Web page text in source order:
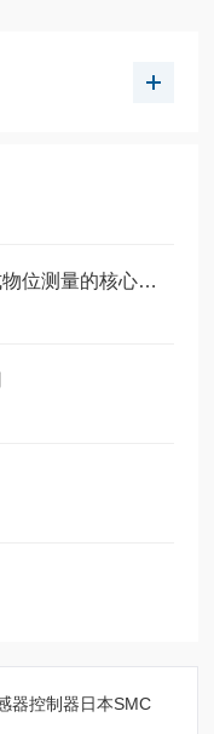
恩德斯豪斯雷达物位计：非接触式物位测量的核心设备